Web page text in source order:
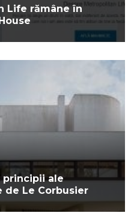
Life rămâne în
principii ale
Le Corbusier